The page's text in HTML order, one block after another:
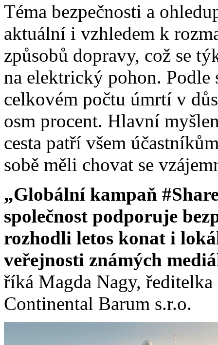
Téma bezpečnosti a
aktuální i vzhledem k
způsobů dopravy, což se
na elektrický pohon.
celkovém počtu úmrtí v
osm procent. Hlavní
cesta patří všem
sobě měli chovat se
„Globální kampaň
společnost podporuje
rozhodli letos konat i
veřejnosti známých
říká Magda Nagy,
Continental Barum s.r.o.